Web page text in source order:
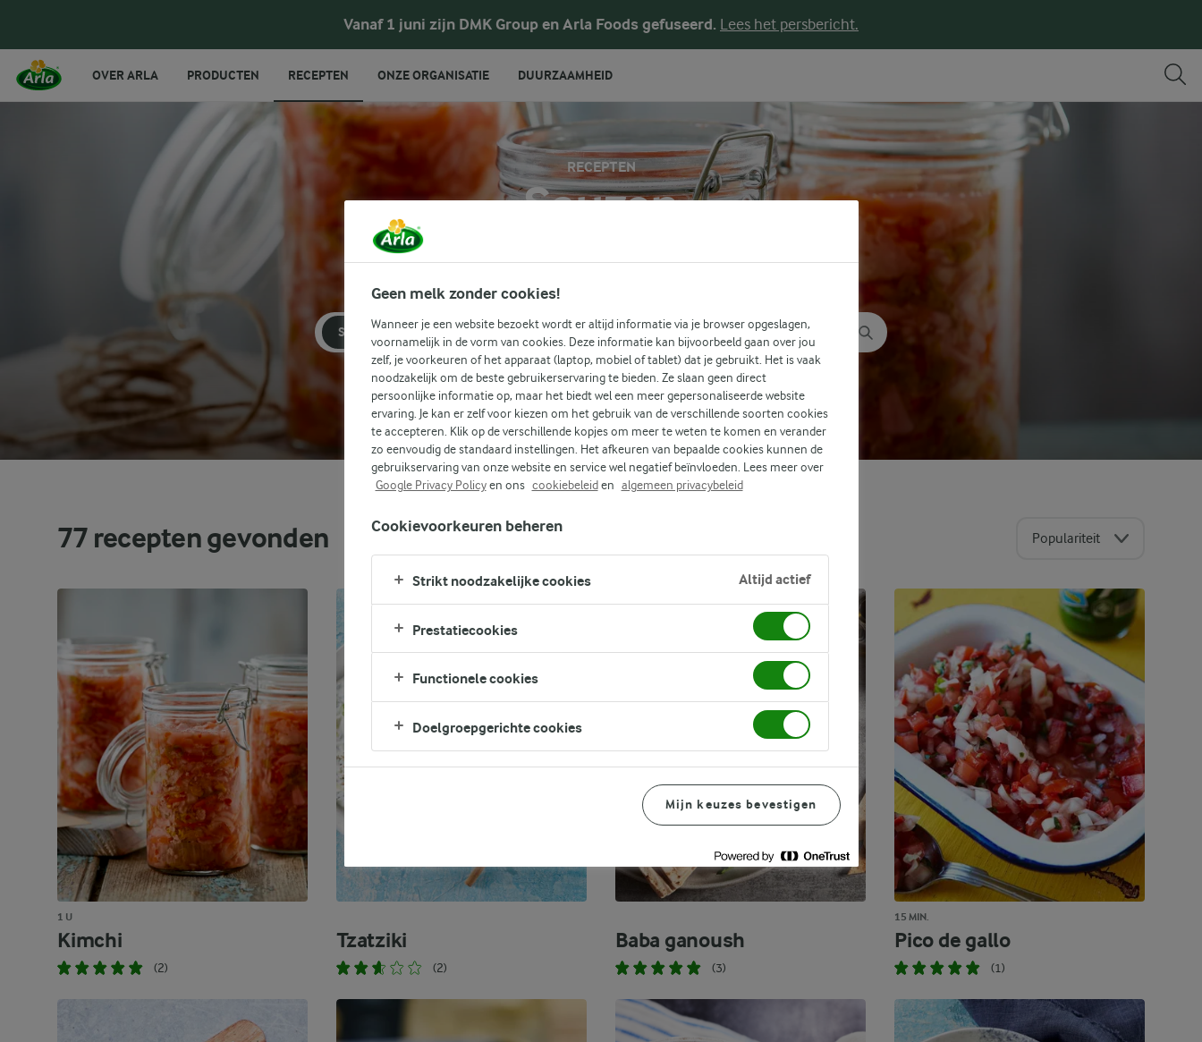
Vanaf 1 juni zijn DMK Group en Arla Foods gefuseerd. Lees het persbericht.
OVER ARLA PRODUCTEN RECEPTEN ONZE ORGANISATIE DUURZAAMHEID
RECEPTEN
Sauzen
SAUS
Zoek categorie
Zoek zoektermen in te voeren
FILTER
77 recepten gevonden Populariteit
1 U
Kimchi
(2)
Tzatziki
(2)
Baba ganoush
(3)
15 MIN.
Pico de gallo
(1)
Geen melk zonder cookies!
Wanneer je een website bezoekt wordt er altijd informatie via je browser opgeslagen,
voornamelijk in de vorm van cookies. Deze informatie kan bijvoorbeeld gaan over jou
zelf, je voorkeuren of het apparaat (laptop, mobiel of tablet) dat je gebruikt. Het is vaak
noodzakelijk om de beste gebruikerservaring te bieden. Ze slaan geen direct
persoonlijke informatie op, maar het biedt wel een meer gepersonaliseerde website
ervaring. Je kan er zelf voor kiezen om het gebruik van de verschillende soorten cookies
te accepteren. Klik op de verschillende kopjes om meer te weten te komen en verander
zo eenvoudig de standaard instellingen. Het afkeuren van bepaalde cookies kunnen de
gebruikservaring van onze website en service wel negatief beïnvloeden. Lees meer over
Google Privacy Policyen ons cookiebeleiden algemeen privacybeleid
Cookievoorkeuren beheren
Strikt noodzakelijke cookies Altijd actief
Prestatiecookies
Functionele cookies
Doelgroepgerichte cookies
Mijn keuzes bevestigen